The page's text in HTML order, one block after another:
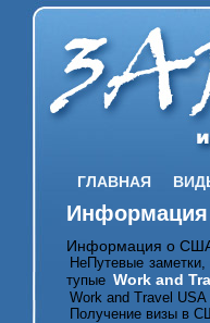
ГЛАВНАЯ
Информация о
НеПутевые
тупые Work and
Work and Travel USA
Получение визы в